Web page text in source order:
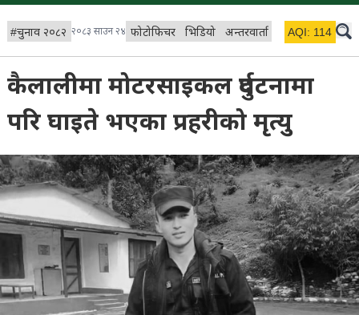
#चुनाव २०८२ २०८३ साउन २४ फोटोफिचर भिडियो अन्तरवार्ता विचार/ब्लग
AQI: 114
कैलालीमा मोटरसाइकल दुर्घटनामा
परि घाइते भएका प्रहरीको मृत्यु